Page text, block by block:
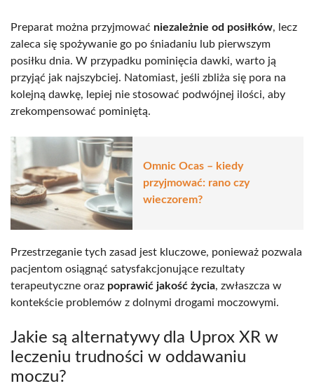
Preparat można przyjmować niezależnie od posiłków, lecz
zaleca się spożywanie go po śniadaniu lub pierwszym
posiłku dnia. W przypadku pominięcia dawki, warto ją
przyjąć jak najszybciej. Natomiast, jeśli zbliża się pora na
kolejną dawkę, lepiej nie stosować podwójnej ilości, aby
zrekompensować pominiętą.
Omnic Ocas – kiedy
przyjmować: rano czy
wieczorem?
Przestrzeganie tych zasad jest kluczowe, ponieważ pozwala
pacjentom osiągnąć satysfakcjonujące rezultaty
terapeutyczne oraz poprawić jakość życia, zwłaszcza w
kontekście problemów z dolnymi drogami moczowymi.
Jakie są alternatywy dla Uprox XR w
leczeniu trudności w oddawaniu
moczu?